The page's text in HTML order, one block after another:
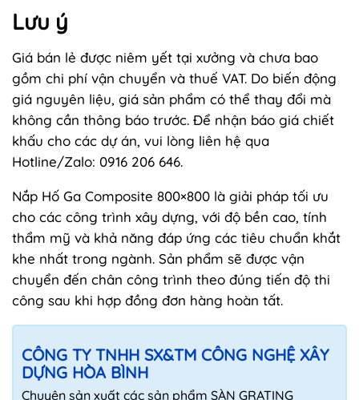
Lưu ý
Giá bán lẻ được niêm yết tại xưởng và chưa bao
gồm chi phí vận chuyển và thuế VAT. Do biến động
giá nguyên liệu, giá sản phẩm có thể thay đổi mà
không cần thông báo trước. Để nhận báo giá chiết
khấu cho các dự án, vui lòng liên hệ qua
Hotline/Zalo: 0916 206 646.
Nắp Hố Ga Composite 800×800 là giải pháp tối ưu
cho các công trình xây dựng, với độ bền cao, tính
thẩm mỹ và khả năng đáp ứng các tiêu chuẩn khắt
khe nhất trong ngành. Sản phẩm sẽ được vận
chuyển đến chân công trình theo đúng tiến độ thi
công sau khi hợp đồng đơn hàng hoàn tất.
CÔNG TY TNHH SX&TM CÔNG NGHỆ XÂY
DỰNG HÒA BÌNH
Chuyên sản xuất các sản phẩm SÀN GRATING